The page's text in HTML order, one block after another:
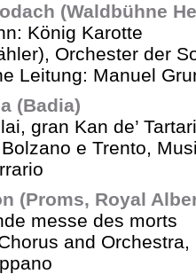
(Waldbühne
König Karotte
Orchester der
Leitung: Manuel
(Badia)
gran Kan de’
e Trento,
(Proms, Royal
messe des morts
and